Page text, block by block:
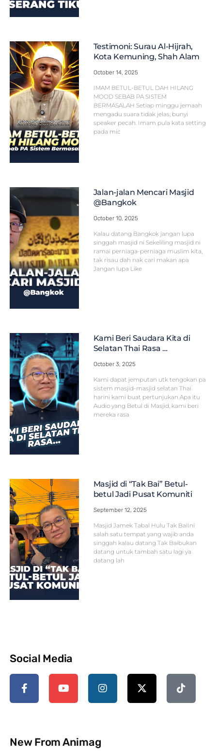
Testimoni: Surau Al-Hijrah,
Kota Kemuning, Shah Alam
October 14, 2025
IMAM BETUL-BETUL DAH HILANG
MOOD SEBAB PA SISTEM
BERMASALAH Setiap minggu jemaah
mengadu suara tidak jelas, bunyi
speaker pecah. Imam pula kata setting
pada mic
Jalan-jalan Mencari Masjid
@Bangkok
October 10, 2025
Kalau datang Bangkok jangan lupa
singgah masjid ni Sekeliling masjid ni
ramai perniaga-perniaga muslim kita,
tak risau dah nak cari makan apa
Jangan lupa Like
Kami Beri Saudara Kita di
Selatan Thai Rasa …
October 3, 2025
Kami dapat jemputan utk tengokan pa
sistem masjid-masjid selatan Thai
harini kami buat pertunjukan Apa itu
Audio yang Betul di Masjid, kami beri
mereka rasa
Masjid di “Tak Bai” Betul-
betul Jadi Pusat Komuniti
September 12, 2025
Masjid Jamek Tabal Hulu Tak BaiIni
salah satu tempat yang wajib anda
singgah kalau datang Tak Baibukan
datang untuk tambah satu lagi ya
datang lah
Social Media
New From Animag